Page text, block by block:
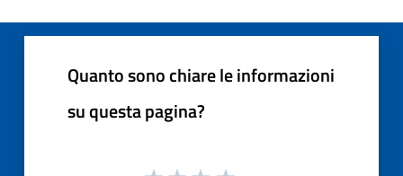
Quanto sono chiare le informazioni
su questa pagina?